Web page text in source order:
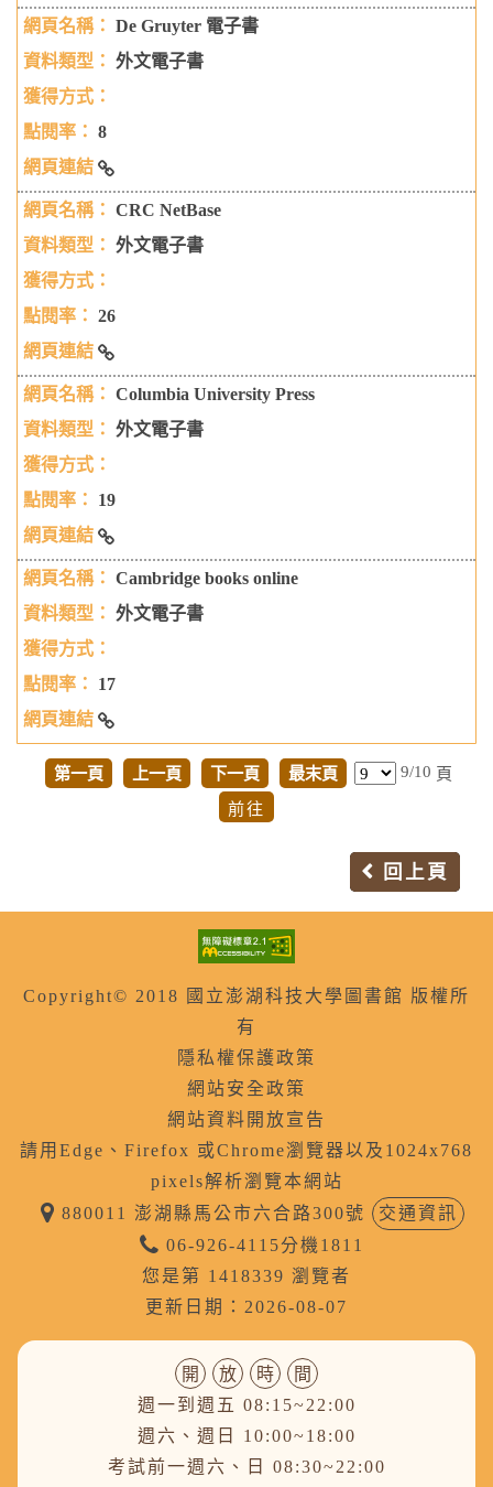
Dorling Kindersley電子書
De Gruyter 電子書
外文電子書
8
De Gruyter 電子書
CRC NetBase
外文電子書
26
CRC NetBase
Columbia University Press
外文電子書
19
Columbia University Press
Cambridge books online
外文電子書
17
Cambridge books online
第一頁
上一頁 下一頁 最末頁 9/10 頁
回上頁
Copyright© 2018 國立澎湖科技大學圖書館 版權所
有
隱私權保護政策
網站安全政策
網站資料開放宣告
請用Edge、Firefox 或Chrome瀏覽器以及1024x768
pixels解析瀏覽本網站
880011 澎湖縣馬公市六合路300號
交通資訊
06-926-4115分機1811
您是第 1418339 瀏覽者
更新日期：2026-08-07
開 放 時
間
週一到週五 08:15~22:00
週六、週日 10:00~18:00
考試前一週六、日 08:30~22:00